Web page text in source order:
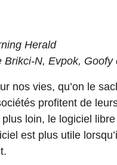
Herald
N, Evpok, Goofy
nos vies, qu’on le
profitent de
loin, le logiciel
est plus utile